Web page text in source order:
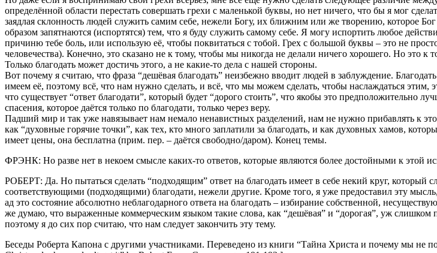
определённой области перестать совершать грехи с маленькой буквы, но нет ничего, что бы я мог
заядлая склонность людей служить самим себе, нежели Богу, их ближним или же творению, которое
образом запятнаются (испортятся) тем, что я буду служить самому себе. Я могу испортить любое
причиню тебе боль, или использую её, чтобы поквитаться с тобой. Грех с большой буквы – это не
человечества). Конечно, это сказано не к тому, чтобы мы никогда не делали ничего хорошего. Но это
Только благодать может достичь этого, а не какие-то дела с нашей стороны.
Вот почему я считаю, что фраза “дешёвая благодать” неизбежно вводит людей в заблуждение.
имеем её, поэтому всё, что нам нужно сделать, и всё, что мы можем сделать, чтобы наслаждаться
что существует “ответ благодати”, который будет “дорого стоить”, что якобы это предположительно
спасения, которое даётся только по благодати, только через веру.
Падший мир и так уже навязывает нам немало ненавистных разделений, нам не нужно прибавлять к
как “духовные горячие точки”, как тех, кто много заплатили за благодать, и как духовных хамов,
имеет цены, она бесплатна (прим. пер. – даётся свободно/даром). Конец темы.
ФРЭНК: Но разве нет в некоем смысле каких-то ответов, которые являются более достойными к этой
РОБЕРТ: Да. Но пытаться сделать “подходящим” ответ на благодать имеет в себе некий круг, который
соответствующими (подходящими) благодати, нежели другие. Кроме того, я уже предоставил эту
ад это состояние абсолютно неблагодарного ответа на благодать – избирание собственной,
же думаю, что выраженные коммерческим языком такие слова, как “дешёвая” и “дорогая”, уж
поэтому я до сих пор считаю, что нам следует закончить эту тему.
Беседы Роберта Капона с другими участниками. Переведено из книги “Тайна Христа и почему мы не